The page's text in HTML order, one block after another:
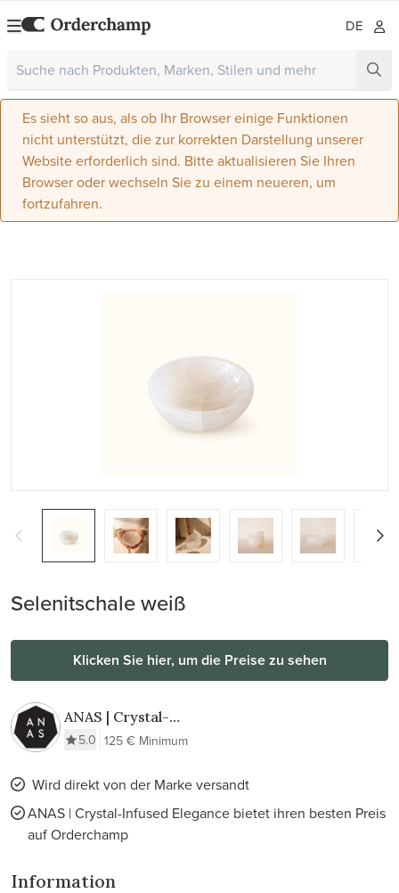
DE
Es sieht so aus, als ob Ihr Browser einige Funktionen
nicht unterstützt, die zur korrekten Darstellung unserer
Website erforderlich sind. Bitte aktualisieren Sie Ihren
Browser oder wechseln Sie zu einem neueren, um
fortzufahren.
Selenitschale weiß
Klicken Sie hier, um die Preise zu sehen
ANAS | Crystal-
Infused Elegance
5.0 125 € Minimum
Wird direkt von der Marke versandt
ANAS | Crystal-Infused Elegance bietet ihren besten Preis
auf Orderchamp
Information